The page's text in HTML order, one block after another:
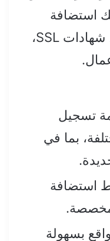
استضافة
المواقع، أدوات بناء المواقع، شهادات SSL،
تسجيل
بما في
استضافة
بسهولة